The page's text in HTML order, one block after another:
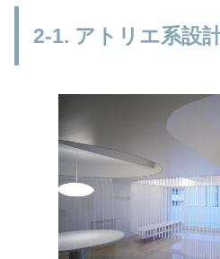
2-1. アトリエ系設